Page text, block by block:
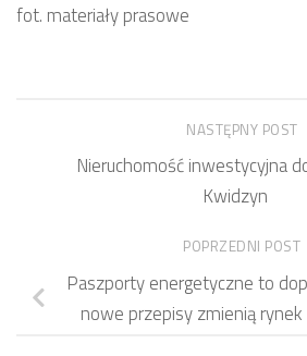
fot. materiały prasowe
NASTĘPNY POST
Nieruchomość inwestycyjna
Kwidzyn
POPRZEDNI POST
Paszporty energetyczne to
nowe przepisy zmienią